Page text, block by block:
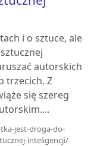
i o sztuce, ale
autorskich
trzecich. Z
się szereg
jest-droga-do-
inteligencji/